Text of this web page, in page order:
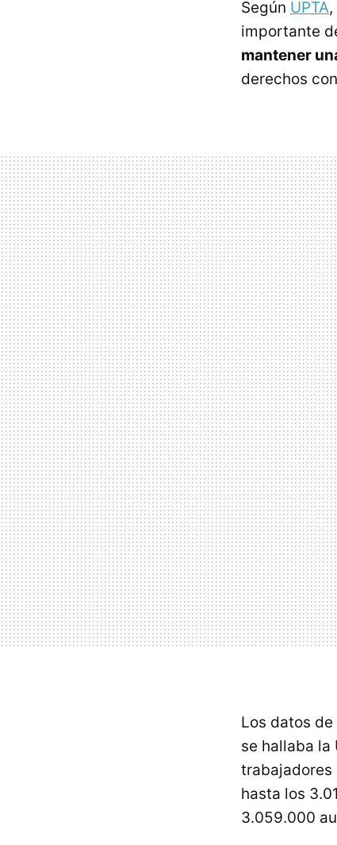
Según UPTA
importante
mantener
derechos
Los datos
se hallaba la
trabajadores
hasta los
3.059.000